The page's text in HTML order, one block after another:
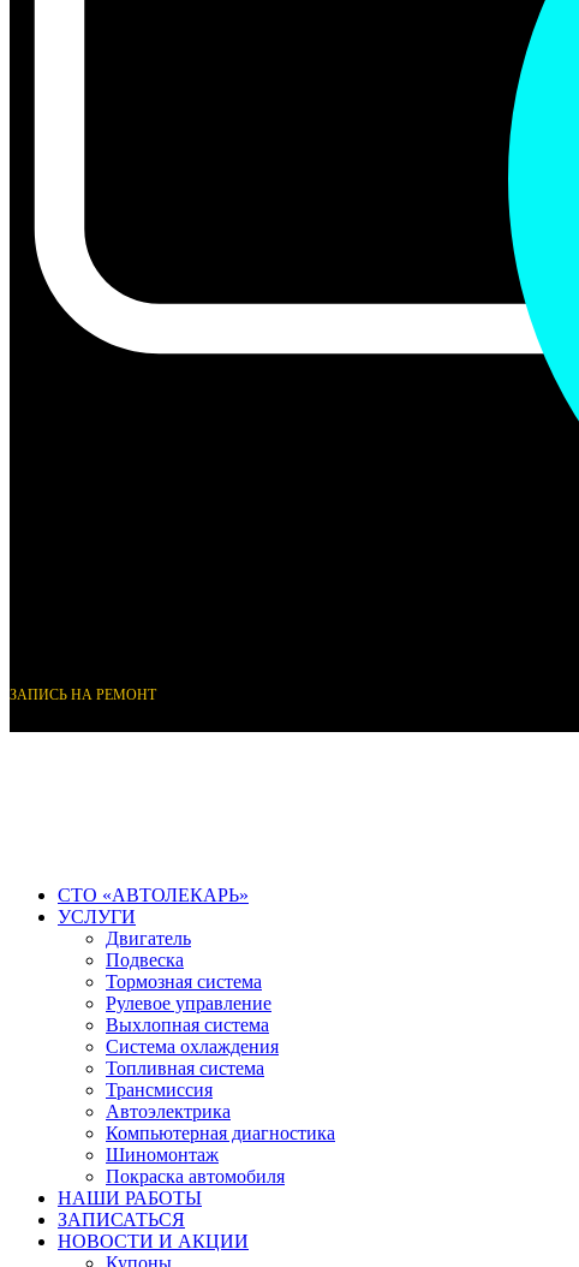
ЗАПИСЬ НА РЕМОНТ
СТО «АВТОЛЕКАРЬ»
УСЛУГИ
Двигатель
Подвеска
Тормозная система
Рулевое управление
Выхлопная система
Система охлаждения
Топливная система
Трансмиссия
Автоэлектрика
Компьютерная диагностика
Шиномонтаж
Покраска автомобиля
НАШИ РАБОТЫ
ЗАПИСАТЬСЯ
НОВОСТИ И АКЦИИ
Купоны